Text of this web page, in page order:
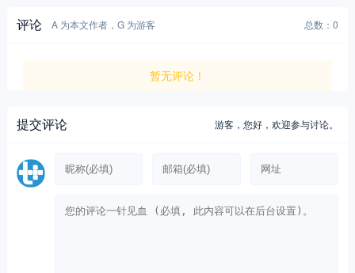
评论 A 为本文作者，G 为游客 总数：0
暂无评论！
提交评论 游客，您好，欢迎参与讨论。